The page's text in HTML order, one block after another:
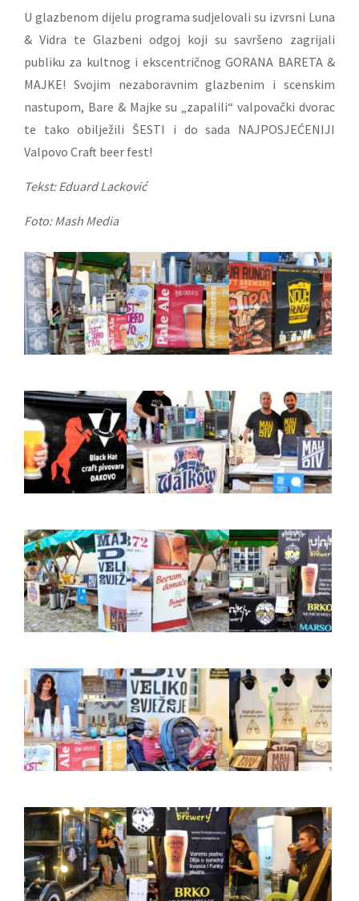
U glazbenom dijelu programa sudjelovali su izvrsni Luna
& Vidra te Glazbeni odgoj koji su savršeno zagrijali
publiku za kultnog i ekscentričnog GORANA BARETA &
MAJKE! Svojim nezaboravnim glazbenim i scenskim
nastupom, Bare & Majke su „zapalili“ valpovački dvorac
te tako obilježili ŠESTI i do sada NAJPOSJEĆENIJI
Valpovo Craft beer fest!
Tekst: Eduard Lacković
Foto: Mash Media